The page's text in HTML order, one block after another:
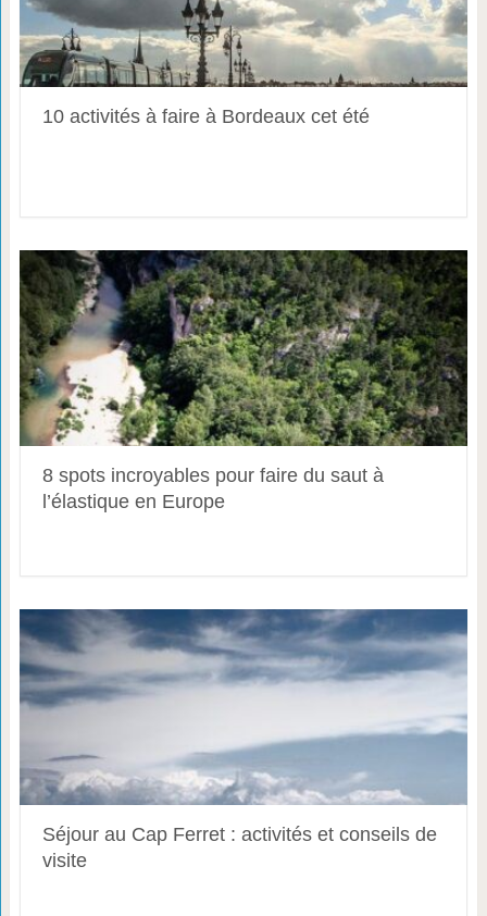
10 activités à faire à Bordeaux cet été
8 spots incroyables pour faire du saut à
l’élastique en Europe
Séjour au Cap Ferret : activités et conseils de
visite